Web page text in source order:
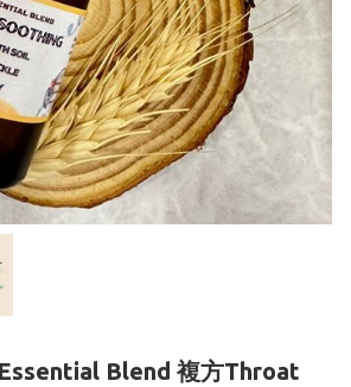
Blend 複方Throat